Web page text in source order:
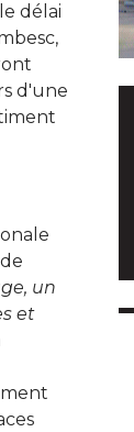
délai
d'une
un
et